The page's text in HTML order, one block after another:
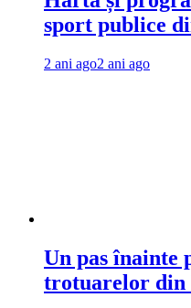
sport publice
2 ani ago2 ani ago
Un pas înainte
trotuarelor din